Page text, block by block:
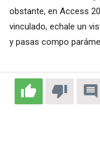
obstante, en Access
vinculado, echale un
y pasas compo